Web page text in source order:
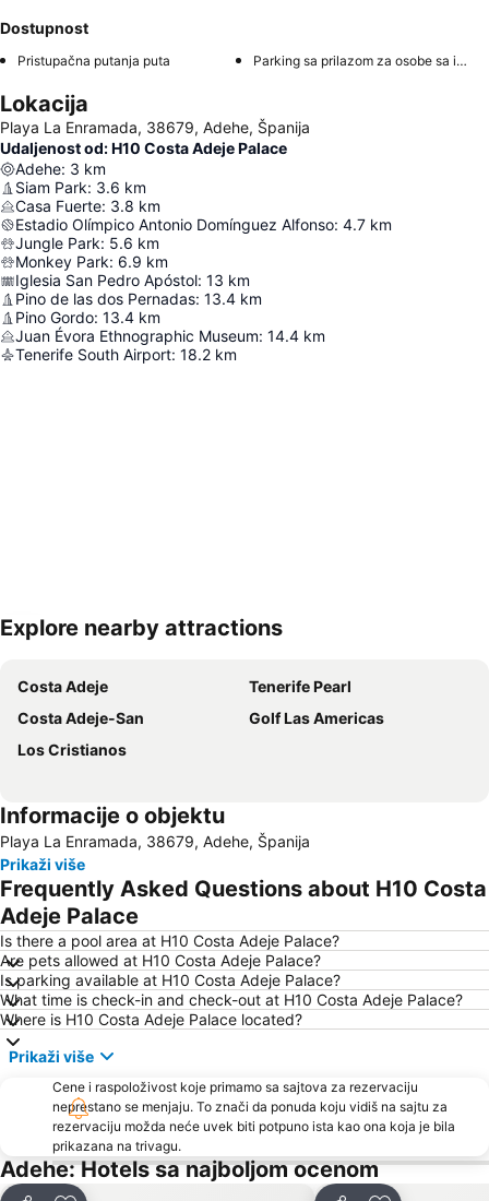
Dostupnost
Pristupačna putanja puta Parking sa prilazom za osobe sa invaliditetom
Lokacija
Playa La Enramada, 38679, Adehe, Španija
Udaljenost od: H10 Costa Adeje Palace
Adehe: 3 km
Siam Park: 3.6 km
Casa Fuerte: 3.8 km
Estadio Olímpico Antonio Domínguez Alfonso: 4.7 km
Jungle Park: 5.6 km
Monkey Park: 6.9 km
Iglesia San Pedro Apóstol: 13 km
Pino de las dos Pernadas: 13.4 km
Pino Gordo: 13.4 km
Juan Évora Ethnographic Museum: 14.4 km
Tenerife South Airport: 18.2 km
Explore nearby attractions
Costa Adeje
Tenerife Pearl
Costa Adeje-San
Golf Las Americas
Los Cristianos
Informacije o objektu
Playa La Enramada, 38679, Adehe, Španija
Prikaži više
Frequently Asked Questions about H10 Costa
Adeje Palace
Is there a pool area at H10 Costa Adeje Palace?
Are pets allowed at H10 Costa Adeje Palace?
Is parking available at H10 Costa Adeje Palace?
What time is check-in and check-out at H10 Costa Adeje Palace?
Where is H10 Costa Adeje Palace located?
Prikaži više
Cene i raspoloživost koje primamo sa sajtova za rezervaciju
neprestano se menjaju. To znači da ponuda koju vidiš na sajtu za
rezervaciju možda neće uvek biti potpuno ista kao ona koja je bila
prikazana na trivagu.
Adehe: Hotels sa najboljom ocenom